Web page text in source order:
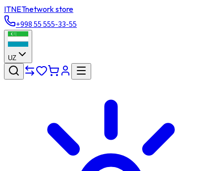
ITNETnetwork store
+998 55 555-33-55
UZ